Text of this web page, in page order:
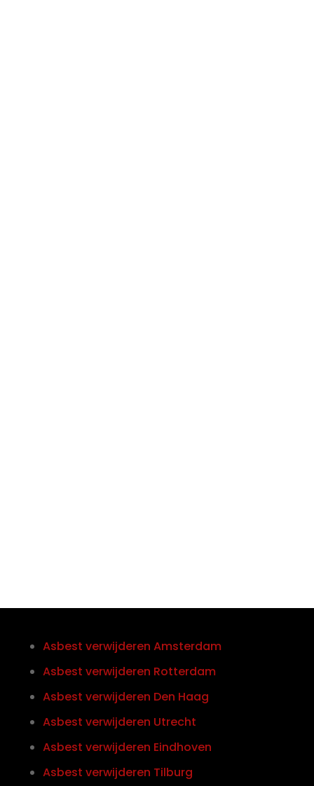
Asbest verwijderen Amsterdam
Asbest verwijderen Rotterdam
Asbest verwijderen Den Haag
Asbest verwijderen Utrecht
Asbest verwijderen Eindhoven
Asbest verwijderen Tilburg